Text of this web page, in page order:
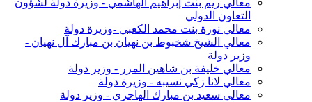
معالي ريم بنت إبراهيم الهاشمي - وزيرة دولة لشؤون
التعاون الدولي
معالي نورة بنت محمد الكعبي -وزيرة دولة
معالي الشيخ شخبوط بن نهيان بن مبارك آل نهيان -
وزير دولة
معالي خليفة بن شاهين المرر - وزير دولة
معالي لانا زكي نسيبه - وزيرة دولة
معالي سعيد بن مبارك الهاجري - وزير دولة